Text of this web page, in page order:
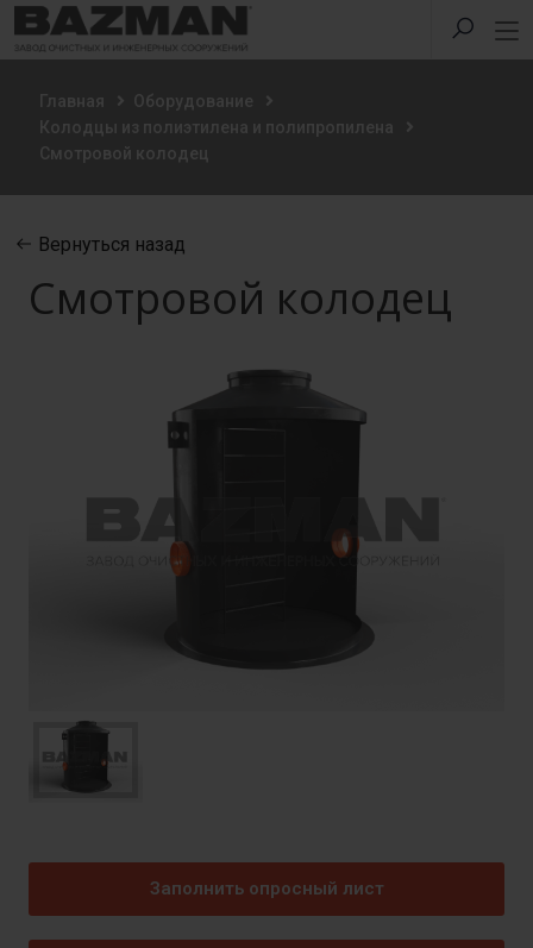
Главная
Оборудование
Колодцы из полиэтилена и полипропилена
Смотровой колодец
Вернуться назад
Смотровой колодец
Заполнить опросный лист